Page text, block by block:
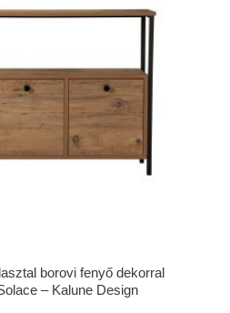
borovi fenyő dekorral
– Kalune Design